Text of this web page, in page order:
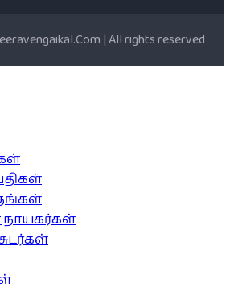
| All rights reserved
நாயகர்கள்